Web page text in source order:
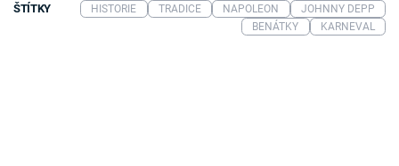
ŠTÍTKY HISTORIE TRADICE NAPOLEON
JOHNNY DEPP
BENÁTKY
KARNEVAL